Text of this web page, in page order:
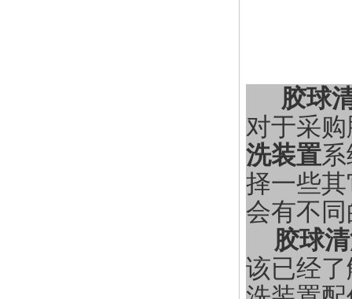
胶球
对于采
洗装置
择一些
会有不
胶球
该已经